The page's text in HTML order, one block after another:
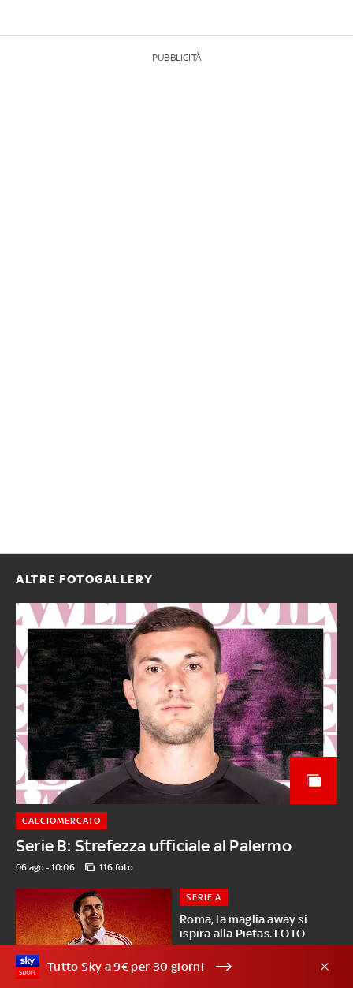
PUBBLICITÀ
ALTRE FOTOGALLERY
Serie B: Strefezza ufficiale al Palermo
CALCIOMERCATO
06 ago - 10:06 116 foto
Roma, la maglia away si
ispira alla Pietas. FOTO
SERIE A
Tutto Sky a 9€ per 30 giorni